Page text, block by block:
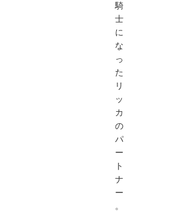
騎
士
に
な
っ
た
リ
ッ
カ
の
パ
ー
ト
ナ
ー
。